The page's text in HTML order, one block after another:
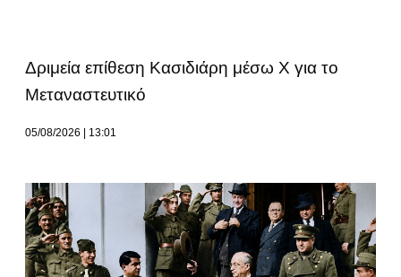
Δριμεία επίθεση Κασιδιάρη μέσω Χ για το
Μεταναστευτικό
05/08/2026 13:01